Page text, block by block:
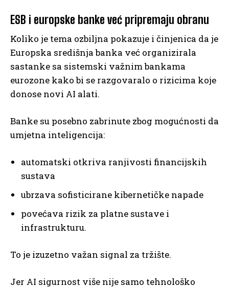
ESB i europske banke već pripremaju obranu
Koliko je tema ozbiljna pokazuje i činjenica da je
Europska središnja banka već organizirala
sastanke sa sistemski važnim bankama
eurozone kako bi se razgovaralo o rizicima koje
donose novi AI alati.
Banke su posebno zabrinute zbog mogućnosti da
umjetna inteligencija:
automatski otkriva ranjivosti financijskih
sustava
ubrzava sofisticirane kibernetičke napade
povećava rizik za platne sustave i
infrastrukturu.
To je izuzetno važan signal za tržište.
Jer AI sigurnost više nije samo tehnološko